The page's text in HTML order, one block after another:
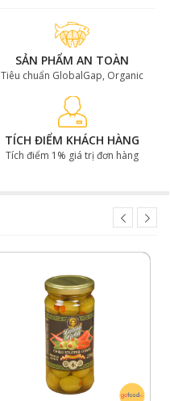
SẢN PHẨM AN TOÀN
Tiêu chuẩn GlobalGap, Organic
TÍCH ĐIỂM KHÁCH HÀNG
Tích điểm 1% giá trị đơn hàng